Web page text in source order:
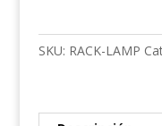
cantidad
SKU: RACK-LAMP